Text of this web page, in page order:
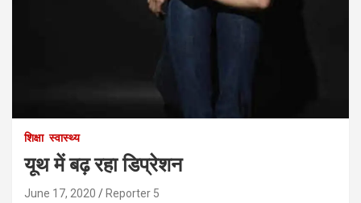
शिक्षा स्वास्थ्य
यूथ में बढ़ रहा डिप्रेशन
June 17, 2020 Reporter 5